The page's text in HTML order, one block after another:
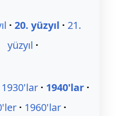
20. yüzyıl
21.
yüzyıl
1930'lar
1940'lar
1960'lar